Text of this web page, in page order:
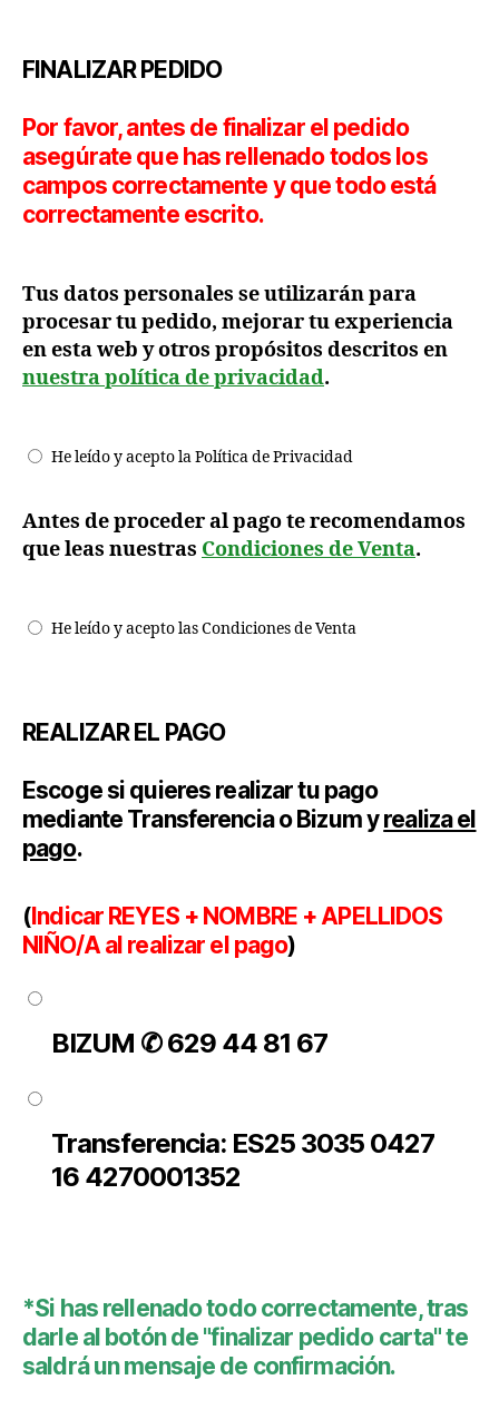
FINALIZAR PEDIDO
Por favor, antes de finalizar el pedido
asegúrate que has rellenado todos los
campos correctamente y que todo está
correctamente escrito.
Tus datos personales se utilizarán para
procesar tu pedido, mejorar tu experiencia
en esta web y otros propósitos descritos en
nuestra política de privacidad.
He leído y acepto la Política de Privacidad
Antes de proceder al pago te recomendamos
que leas nuestras Condiciones de Venta.
He leído y acepto las Condiciones de Venta
REALIZAR EL PAGO
Escogesi quieres realizar tu pago
mediante Transferencia o Bizum yrealiza el
pago.
(Indicar REYES + NOMBRE + APELLIDOS
NIÑO/A al realizar el pago)
BIZUM ✆ 629 44 81 67
Transferencia: ES25 3035 0427
16 4270001352
*Si has rellenado todo correctamente, tras
darle al botón de "finalizar pedido carta" te
saldrá un mensaje de confirmación.